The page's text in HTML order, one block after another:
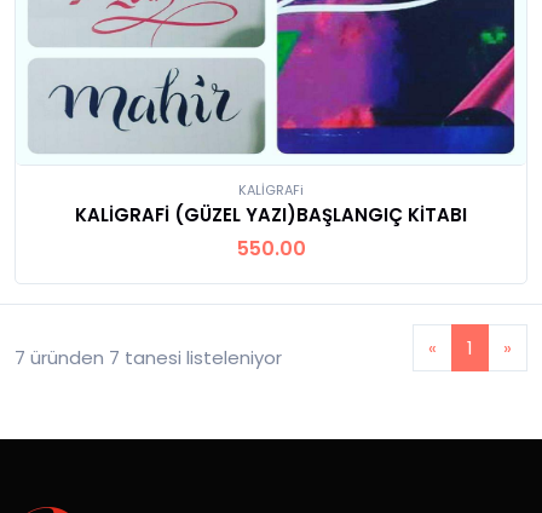
Ürünü İncele
KALİGRAFi
KALİGRAFİ (GÜZEL YAZI)BAŞLANGIÇ KİTABI
550.00
7 üründen 7 tanesi listeleniyor « 1 »